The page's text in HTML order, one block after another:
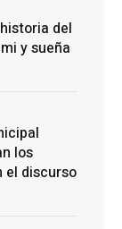
del
y sueña
los
el discurso